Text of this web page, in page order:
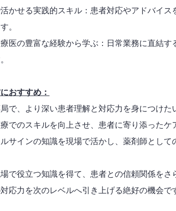
活かせる実践的スキル：患者対応やアドバイ
。
療医の豊富な経験から学ぶ：日常業務に直結
おすすめ：
局で、より深い患者理解と対応力を身につけた
療でのスキルを向上させ、患者に寄り添ったケ
ルサインの知識を現場で活かし、薬剤師とし
で役立つ知識を得て、患者との信頼関係を
応力を次のレベルへ引き上げる絶好の機会で